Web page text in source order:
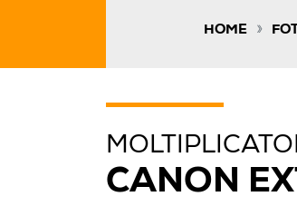
HOME »
CANON